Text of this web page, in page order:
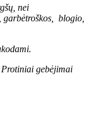
nei
blogio,
Protiniai gebėjimai